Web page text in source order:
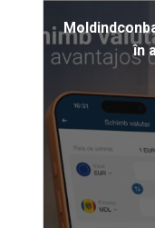
în